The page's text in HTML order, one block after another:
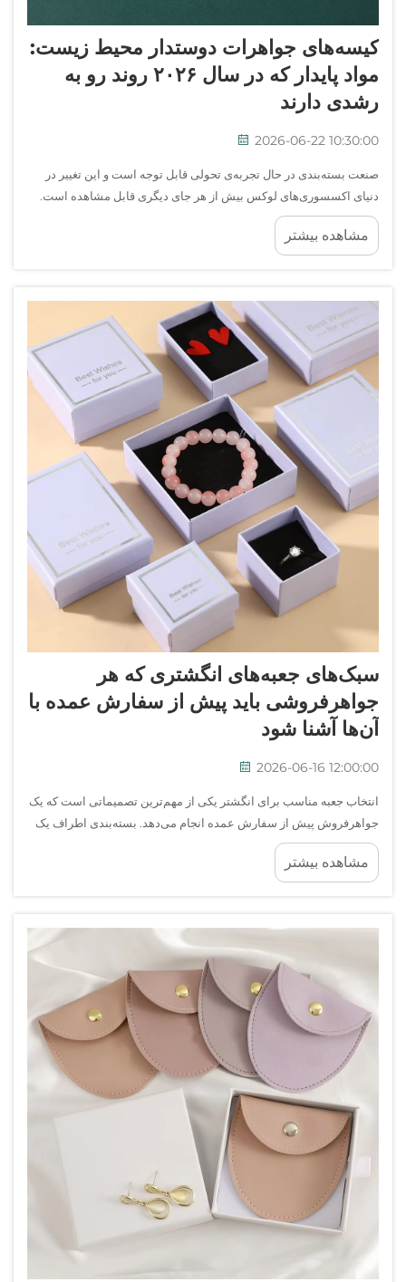
کیسه‌های جواهرات دوستدار محیط زیست:
مواد پایدار که در سال ۲۰۲۶ روند رو به
رشدی دارند
2026-06-22 10:30:00
صنعت بسته‌بندی در حال تجربه‌ی تحولی قابل توجه است و این تغییر در
دنیای اکسسوری‌های لوکس بیش از هر جای دیگری قابل مشاهده است.
کیسه‌ی جواهرات دیگر صرفاً یک پوشش محافظ نیست — بلکه تبدیل به
بیانیه‌ای از برند شده است، بیانیه‌ای پایدار...
مشاهده بیشتر
سبک‌های جعبه‌های انگشتری که هر
جواهرفروشی باید پیش از سفارش عمده با
آن‌ها آشنا شود
2026-06-16 12:00:00
انتخاب جعبه مناسب برای انگشتر یکی از مهم‌ترین تصمیماتی است که یک
جواهرفروش پیش از سفارش عمده انجام می‌دهد. بسته‌بندی اطراف یک
انگشتر تنها یک ظرف نیست — بلکه اولین برخورد فیزیکی مشتری با
محصول است، اولین...
مشاهده بیشتر